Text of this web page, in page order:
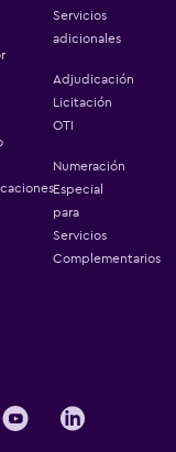
Servicios
adicionales
Adjudicación
Licitación
OTI
Numeración
Especial
para
Servicios
Complementarios